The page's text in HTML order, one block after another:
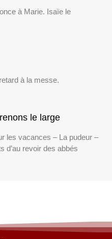
à Marie. Isaïe le
à la messe.
le large
les vacances – La pudeur –
d’au revoir des abbés